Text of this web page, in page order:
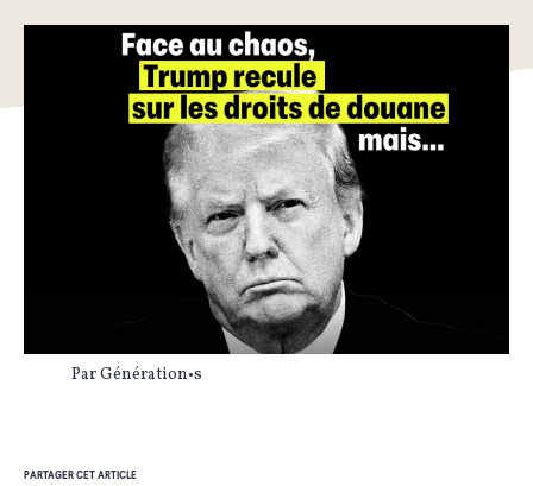
Par Génération•s
PARTAGER CET ARTICLE